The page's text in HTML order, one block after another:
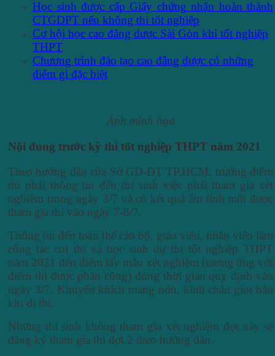
Học sinh được cấp Giấy chứng nhận hoàn thành
CTGDPT nếu không thi tốt nghiệp
Cơ hội học cao đẳng dược Sài Gòn khi tốt nghiệp
THPT
Chương trình đào tạo cao đẳng dược có những
điểm gì đặc biệt
Ảnh minh họa
Nội dung trước kỳ thi tốt nghiệp THPT năm 2021
Theo hướng dẫn của Sở GD-ĐT TP.HCM, trưởng điểm
thi phải thông tin đến thí sinh việc phải tham gia xét
nghiệm trong ngày 3/7 và có kết quả âm tính mới được
tham gia thi vào ngày 7-8/7.
Thông tin đến toàn thể cán bộ, giáo viên, nhân viên làm
công tác coi thi và học sinh dự thi tốt nghiệp THPT
năm 2021 đến điểm lấy mẫu xét nghiệm (tương ứng với
điểm thi được phân công) đúng thời gian quy định vào
ngày 3/7. Khuyến khích mang nón, kính chắn giọt bắn
khi đi thi.
Những thí sinh không tham gia xét nghiệm đợt này sẽ
đăng ký tham gia thi đợt 2 theo hướng dẫn.